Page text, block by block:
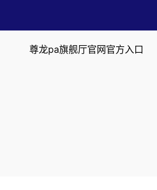
网官方入口
尊龙pa旗舰厅官网官方入口